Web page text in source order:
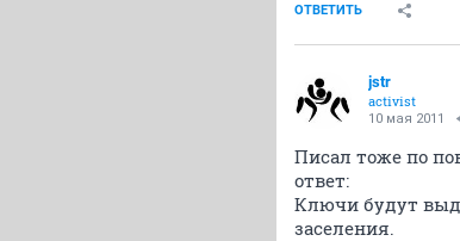
ОТВЕТИТЬ
jstr
activist
10 мая 2011
Писал тоже по
ответ:
Ключи будут
заселения.